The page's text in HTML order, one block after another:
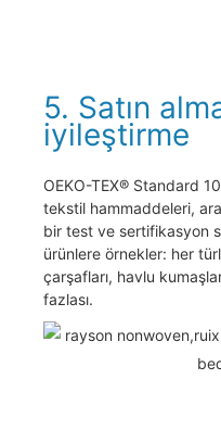
5. Satın
iyileştirme
OEKO-TEX® Standard
tekstil hammaddeleri,
bir test ve sertifikasyon
ürünlere örnekler: her
çarşafları, havlu
fazlası.